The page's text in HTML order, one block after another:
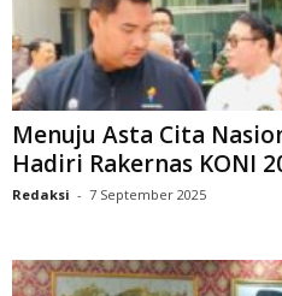
Menuju Asta Cita
Hadiri Rakernas KONI
Redaksi - 7 September 2025